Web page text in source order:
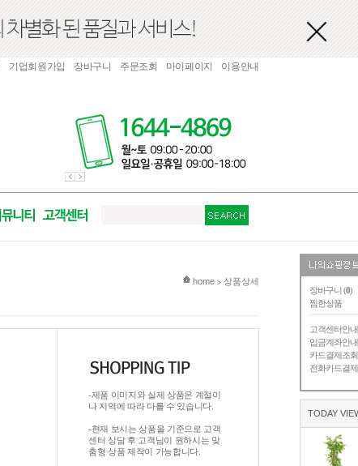
장바구니 (0)
찜한상품
고객센터안내
입금계좌안내
카드결제조회
전화카드결제
TODAY
기업회원가입 장바구니 주문조회 마이페이지 이용안내
현재 위치
home > 상품상세
-제품 이미지와 실제 상품은 계절이
나 지역에 따라 다를 수 있습니다.
-현재 보시는 상품을 기준으로 고객
센터 상담 후 고객님이 원하시는 맞
춤형 상품 제작이 가능합니다.